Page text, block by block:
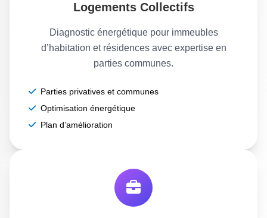
Logements Collectifs
Diagnostic énergétique pour immeubles
d’habitation et résidences avec expertise en
parties communes.
Parties privatives et communes
Optimisation énergétique
Plan d’amélioration